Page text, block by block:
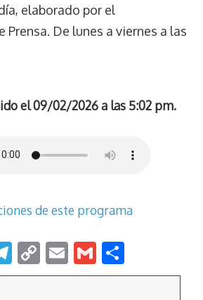
elaborado por el
De lunes a viernes a las
el 09/02/2026 a las 5:02 pm.
de este programa
T
el
C
o
E
m
G
m o